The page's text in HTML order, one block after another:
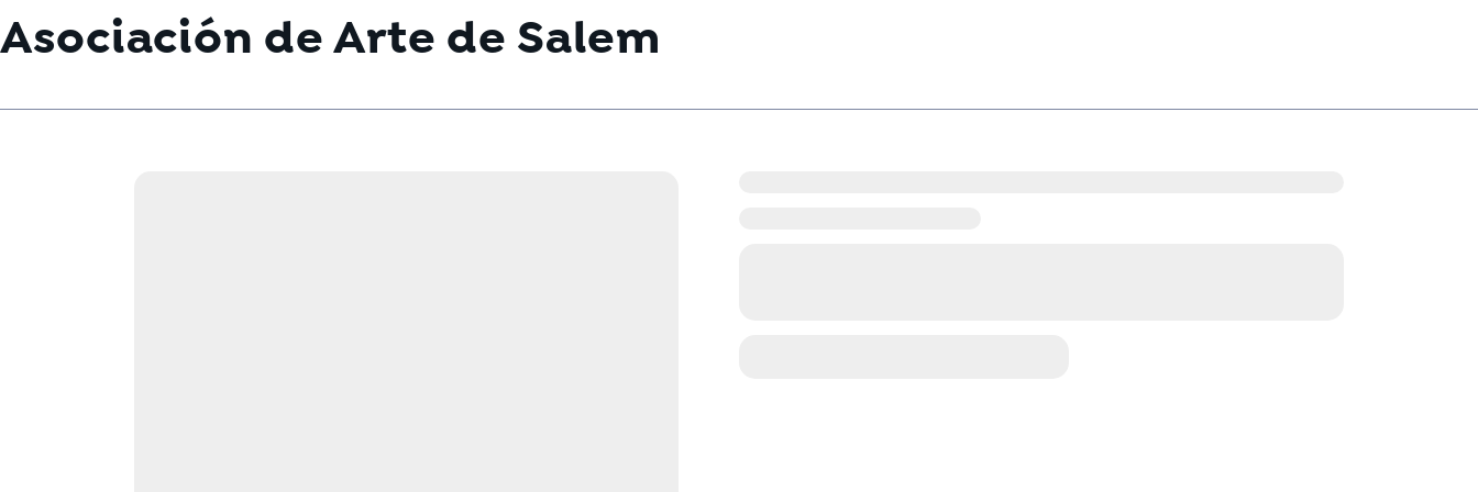
Asociación de Arte de Salem